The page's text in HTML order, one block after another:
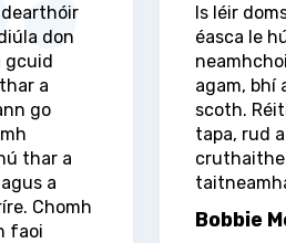
dearthóir
don
gcuid
a
go
thar a
a
Chomh
faoi
Is léir
éasca le
agam, bhí
scoth.
tapa, rud
cruthaithe
Bobbie